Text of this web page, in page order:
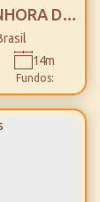
DE
Fundos:
14m